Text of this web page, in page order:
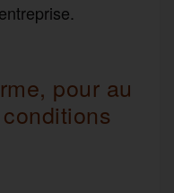
pour au